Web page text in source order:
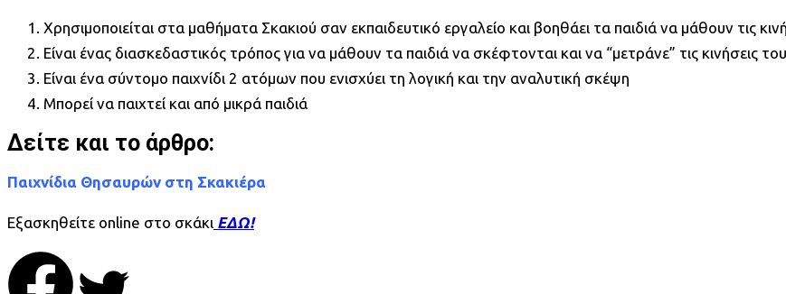
Χρησιμοποιείται στα μαθήματα Σκακιού σαν εκπαιδευτικό εργαλείο και βοηθάει τα παιδιά να μάθουν τις
Είναι ένας διασκεδαστικός τρόπος για να μάθουν τα παιδιά να σκέφτονται και να “μετράνε” τις κινήσεις
Είναι ένα σύντομο παιχνίδι 2 ατόμων που ενισχύει τη λογική και την αναλυτική σκέψη
Μπορεί να παιχτεί και από μικρά παιδιά
Δείτε και το άρθρο:
Παιχνίδια Θησαυρών στη Σκακιέρα
Εξασκηθείτε online στο σκάκι ΕΔΩ!